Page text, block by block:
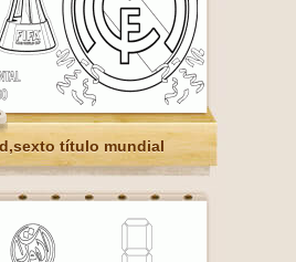
título mundial